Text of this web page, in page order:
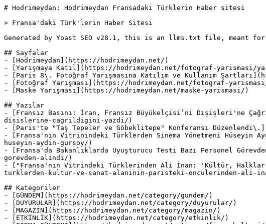
# Hodrimeydan: Hodrimeydan Fransadaki Türklerin Haber sitesi
> Fransa'daki Türk'lerin Haber Sitesi
Generated by Yoast SEO v28.1, this is an llms.txt file, meant for
## Sayfalar
- [Hodrimeydan](https://hodrimeydan.net/)
- [Yarışmaya Katıl](https://hodrimeydan.net/fotograf-yarismasi/
- [Paris 8\. Fotoğraf Yarışmasına Katılım ve Kullanım
- [Fotoğraf Yarışması](https://hodrimeydan.net/fotograf-
- [Maske Yarışması](https://hodrimeydan.net/maske-yarismasi/)
## Yazılar
- [Fransız Basını: İran, Fransız Büyükelçisi’ni Dışişleri'ne
disislerine-cagrildigini-yazdi/)
- [Paris'te "Taş Tepeler ve Göbeklitepe" Konferansı
- [Fransa'nın Vitrinindeki Türklerden Sinema Yönetmeni Hüseyin
huseyin-aydin-gursoy/)
- [Fransa'da Bakanlıklarda Uyuşturucu Testi Bazı Personel
gorevden-alindi/)
- ["Fransa'nın Vitrindeki Türklerinden Ali İnan: 'Kültür,
turklerden-kultur-ve-sanat-alaninin-paristeki-onculerinden-ali-
## Kategoriler
- [GÜNDEM](https://hodrimeydan.net/category/gundem/)
- [DUYURULAR](https://hodrimeydan.net/category/duyurular/)
- [MAGAZİN](https://hodrimeydan.net/category/magazin/)
- [ETKİNLİK](https://hodrimeydan.net/category/etkinlik/)